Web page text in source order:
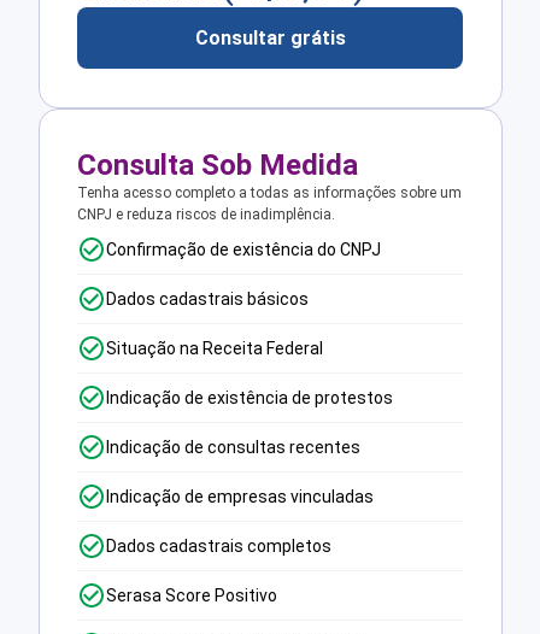
Consultar grátis
Consulta Sob Medida
Tenha acesso completo a todas as informações sobre um
CNPJ e reduza riscos de inadimplência.
Confirmação de existência do CNPJ
Dados cadastrais básicos
Situação na Receita Federal
Indicação de existência de protestos
Indicação de consultas recentes
Indicação de empresas vinculadas
Dados cadastrais completos
Serasa Score Positivo